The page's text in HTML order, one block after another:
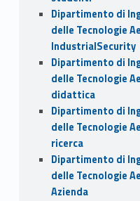
Dipartimento di
delle Tecnologie
IndustrialSecurity
Dipartimento di
delle Tecnologie
didattica
Dipartimento di
delle Tecnologie
ricerca
Dipartimento di
delle Tecnologie
Azienda